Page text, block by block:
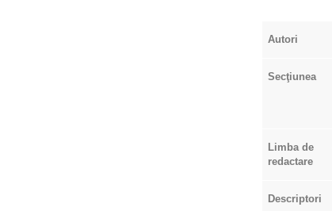
Autori
Secţiunea
Limba de
redactare
Descriptori